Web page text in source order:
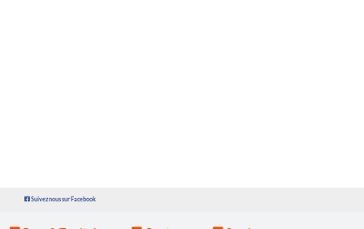
Suivez nous sur Facebook